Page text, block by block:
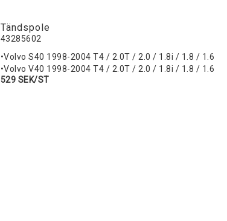
Tändspole
43285602
•Volvo S40 1998-2004 T4 / 2.0T / 2.0 / 1.8i / 1.8 / 1.6
•Volvo V40 1998-2004 T4 / 2.0T / 2.0 / 1.8i / 1.8 / 1.6
529 SEK/ST